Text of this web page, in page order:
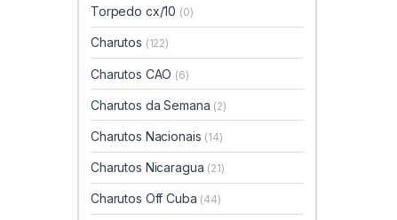
Torpedo cx/10 (0)
Charutos (122)
Charutos CAO (6)
Charutos da Semana (2)
Charutos Nacionais (14)
Charutos Nicaragua (21)
Charutos Off Cuba (44)